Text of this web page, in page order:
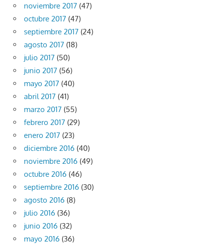
noviembre 2017 (47)
octubre 2017 (47)
septiembre 2017 (24)
agosto 2017 (18)
julio 2017 (50)
junio 2017 (56)
mayo 2017 (40)
abril 2017 (41)
marzo 2017 (55)
febrero 2017 (29)
enero 2017 (23)
diciembre 2016 (40)
noviembre 2016 (49)
octubre 2016 (46)
septiembre 2016 (30)
agosto 2016 (8)
julio 2016 (36)
junio 2016 (32)
mayo 2016 (36)